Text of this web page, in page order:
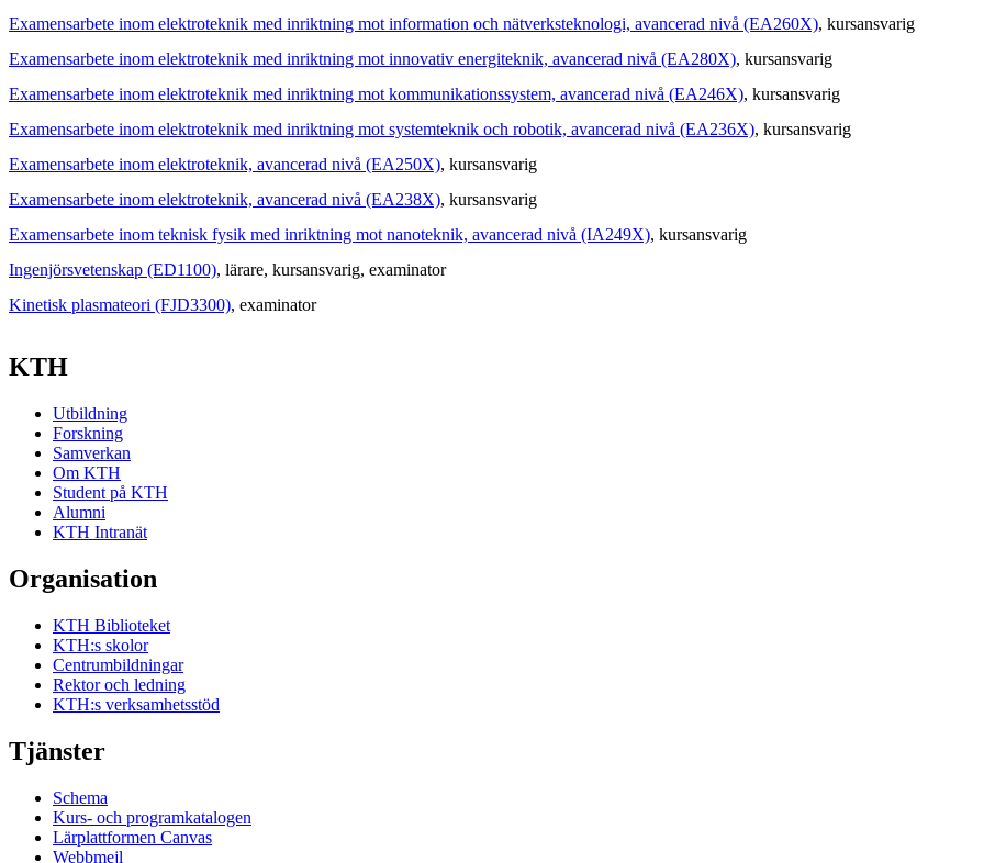
Examensarbete inom elektroteknik med inriktning mot information och nätverksteknologi, avancerad nivå (EA260X), kursansvarig
Examensarbete inom elektroteknik med inriktning mot innovativ energiteknik, avancerad nivå (EA280X), kursansvarig
Examensarbete inom elektroteknik med inriktning mot kommunikationssystem, avancerad nivå (EA246X), kursansvarig
Examensarbete inom elektroteknik med inriktning mot systemteknik och robotik, avancerad nivå (EA236X), kursansvarig
Examensarbete inom elektroteknik, avancerad nivå (EA250X), kursansvarig
Examensarbete inom elektroteknik, avancerad nivå (EA238X), kursansvarig
Examensarbete inom teknisk fysik med inriktning mot nanoteknik, avancerad nivå (IA249X), kursansvarig
Ingenjörsvetenskap (ED1100), lärare, kursansvarig, examinator
Kinetisk plasmateori (FJD3300), examinator
KTH
Utbildning
Forskning
Samverkan
Om KTH
Student på KTH
Alumni
KTH Intranät
Organisation
KTH Biblioteket
KTH:s skolor
Centrumbildningar
Rektor och ledning
KTH:s verksamhetsstöd
Tjänster
Schema
Kurs- och programkatalogen
Lärplattformen Canvas
Webbmejl